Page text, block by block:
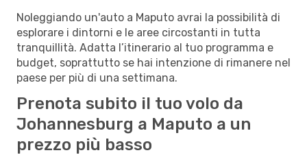
Noleggiando un'auto a Maputo avrai la possibilità di
esplorare i dintorni e le aree circostanti in tutta
tranquillità. Adatta l’itinerario al tuo programma e
budget, soprattutto se hai intenzione di rimanere nel
paese per più di una settimana.
Prenota subito il tuo volo da
Johannesburg a Maputo a un
prezzo più basso